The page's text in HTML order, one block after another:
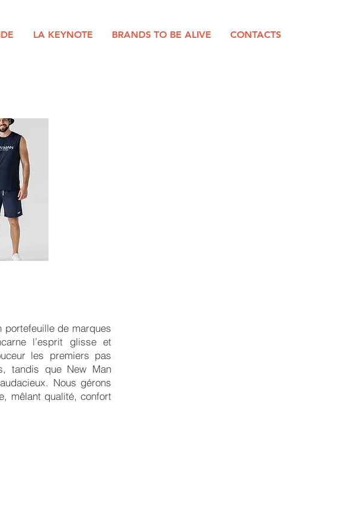
LA KEYNOTE BRANDS TO BE ALIVE CONTACTS
de marques
l’esprit glisse et
les premiers pas
tandis que New Man
Nous gérons
mêlant qualité, confort